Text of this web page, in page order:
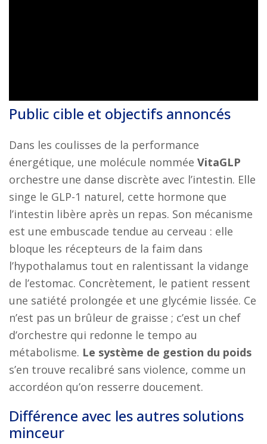
Public cible et objectifs annoncés
Dans les coulisses de la performance
énergétique, une molécule nommée VitaGLP
orchestre une danse discrète avec l’intestin. Elle
singe le GLP-1 naturel, cette hormone que
l’intestin libère après un repas. Son mécanisme
est une embuscade tendue au cerveau : elle
bloque les récepteurs de la faim dans
l’hypothalamus tout en ralentissant la vidange
de l’estomac. Concrètement, le patient ressent
une satiété prolongée et une glycémie lissée. Ce
n’est pas un brûleur de graisse ; c’est un chef
d’orchestre qui redonne le tempo au
métabolisme. Le système de gestion du poids
s’en trouve recalibré sans violence, comme un
accordéon qu’on resserre doucement.
Différence avec les autres solutions
minceur